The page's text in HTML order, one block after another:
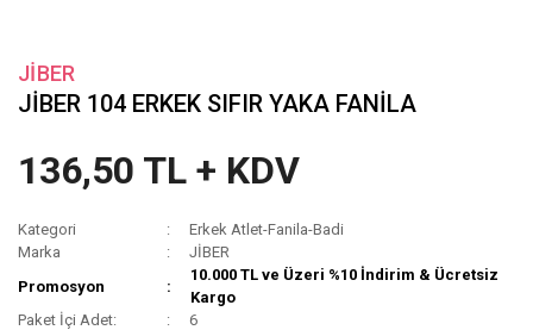
JİBER
JİBER 104 ERKEK SIFIR YAKA FANİLA
136,50 TL + KDV
Kategori
Erkek Atlet-Fanila-Badi
Marka
JİBER
Promosyon
10.000 TL ve Üzeri %10 İndirim & Ücretsiz
Kargo
Paket İçi Adet:
6